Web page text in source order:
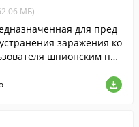
МБ)
для пред
заражения ко
шпионским про